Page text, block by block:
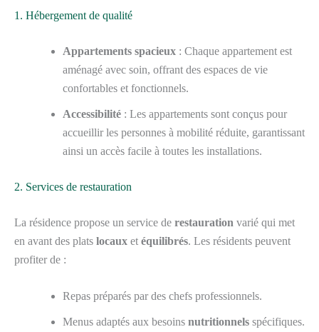
1. Hébergement de qualité
Appartements spacieux : Chaque appartement est
aménagé avec soin, offrant des espaces de vie
confortables et fonctionnels.
Accessibilité : Les appartements sont conçus pour
accueillir les personnes à mobilité réduite, garantissant
ainsi un accès facile à toutes les installations.
2. Services de restauration
La résidence propose un service de restauration varié qui met
en avant des plats locaux et équilibrés. Les résidents peuvent
profiter de :
Repas préparés par des chefs professionnels.
Menus adaptés aux besoins nutritionnels spécifiques.